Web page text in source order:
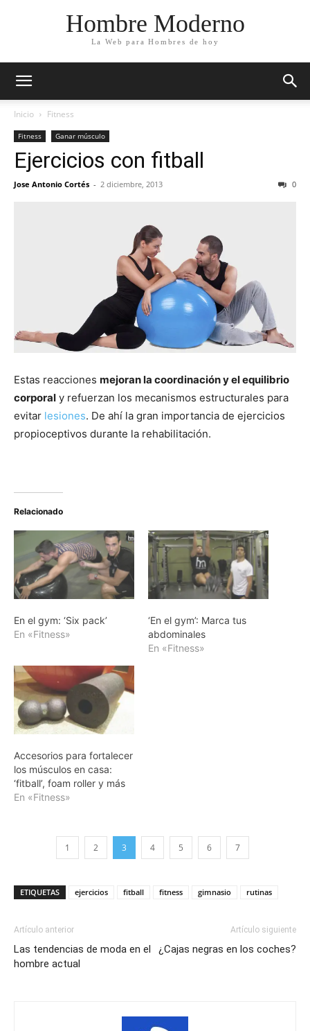
Hombre Moderno
La Web para Hombres de hoy
Inicio Fitness
Fitness Ganar músculo
Ejercicios con fitball
Jose Antonio Cortés - 2 diciembre, 2013 0
Estas reacciones mejoran la coordinación y el equilibrio
corporal y refuerzan los mecanismos estructurales para
evitar lesiones. De ahí la gran importancia de ejercicios
propioceptivos durante la rehabilitación.
Relacionado
En el gym: ‘Six pack’
En «Fitness»
‘En el gym’: Marca tus
abdominales
En «Fitness»
Accesorios para fortalecer
los músculos en casa:
‘fitball’, foam roller y más
En «Fitness»
1 2 3 4 5 6 7
ETIQUETAS ejercicios fitball fitness gimnasio rutinas
Artículo anterior
Las tendencias de moda en el
hombre actual
Artículo siguiente
¿Cajas negras en los coches?